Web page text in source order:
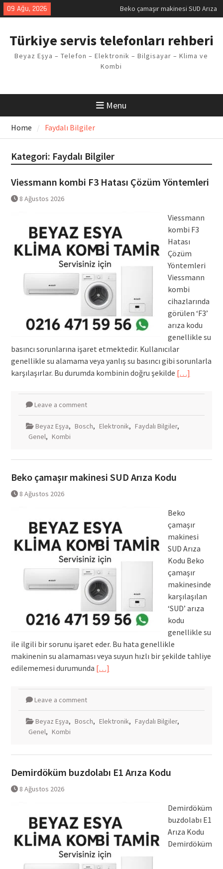
Skip
to
09 Ağu, 2026
Demirdöküm buzdolabı E1 Arıza
Kodu
Arızası Çözümü
Sorunu
Viessmann kombi F3 Hatası
Beko çamaşır makinesi SUD Arıza
Kodu
Türkiye servis telefonları rehberi
Beyaz Eşya – Telefon – Elektronik – Bilgisayar – Klima ve
Kombi
Menu
Home Faydalı Bilgiler
Kategori: Faydalı Bilgiler
Viessmann kombi F3 Hatası Çözüm Yöntemleri
8 Ağustos 2026
Viessmann
kombi F3
Hatası
Çözüm
Yöntemleri
Viessmann
kombi
cihazlarında
görülen ‘F3’
arıza kodu
genellikle su
basıncı sorunlarına işaret etmektedir. Kullanıcılar
genellikle su alamama veya yanlış su basıncı gibi sorunlarla
karşılaşırlar. Bu durumda kombinin doğru şekilde […]
Leave a comment
Beyaz Eşya, Bosch, Elektronik, Faydalı Bilgiler,
Genel, Kombi
Beko çamaşır makinesi SUD Arıza Kodu
8 Ağustos 2026
Beko
çamaşır
makinesi
SUD Arıza
Kodu Beko
çamaşır
makinesinde
karşılaşılan
‘SUD’ arıza
kodu
genellikle su
ile ilgili bir sorunu işaret eder. Bu hata genellikle
makinenin su alamaması veya suyun hızlı bir şekilde tahliye
edilememesi durumunda […]
Leave a comment
Beyaz Eşya, Bosch, Elektronik, Faydalı Bilgiler,
Genel, Kombi
Demirdöküm buzdolabı E1 Arıza Kodu
8 Ağustos 2026
Demirdöküm
buzdolabı E1
Arıza Kodu
Demirdöküm